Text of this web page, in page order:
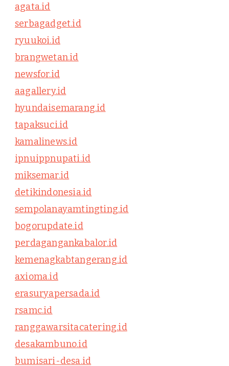
agata.id
serbagadget.id
ryuukoi.id
brangwetan.id
newsfor.id
aagallery.id
hyundaisemarang.id
tapaksuci.id
kamalinews.id
ipnuippnupati.id
miksemar.id
detikindonesia.id
sempolanayamtingting.id
bogorupdate.id
perdagangankabalor.id
kemenagkabtangerang.id
axioma.id
erasuryapersada.id
rsamc.id
ranggawarsitacatering.id
desakambuno.id
bumisari-desa.id